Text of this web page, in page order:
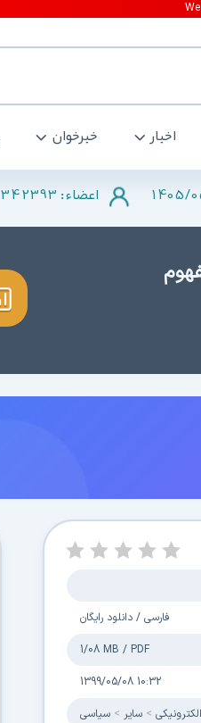
اخبار خبرخوان
1405/ اعضاء : 342393
فارسی / دانلود رایگان
1/08 MB / PDF
1399/05/08 10:32
سایر سیاسی